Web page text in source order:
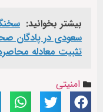
بیشتر بخوانید:
سعودی در پادگان
تثبیت معادله
امنیتی